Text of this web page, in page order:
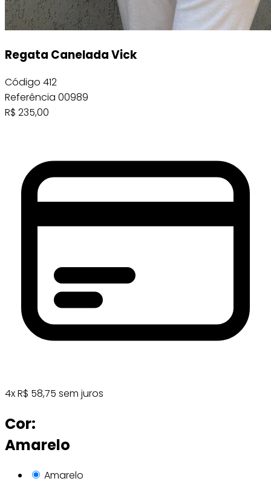
Regata Canelada Vick
Código 412
Referência 00989
R$ 235,00
4xR$ 58,75 sem juros
Cor:
Amarelo
Amarelo